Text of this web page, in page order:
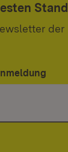
Stand
der